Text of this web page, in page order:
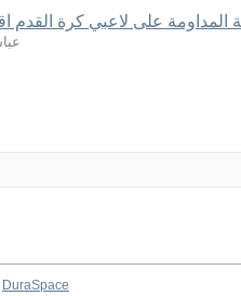
على لاعبي كرة القدم اقفل
DuraSpace